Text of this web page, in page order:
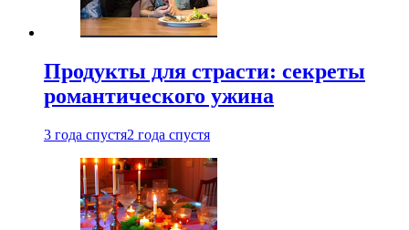
Продукты для страсти: секреты
романтического ужина
3 года спустя2 года спустя